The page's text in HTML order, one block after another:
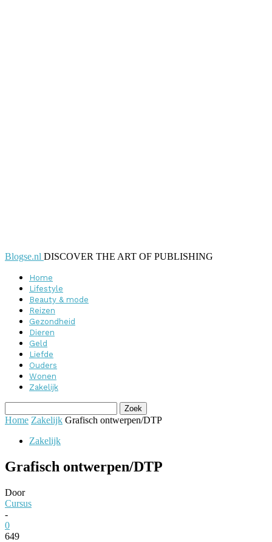
Blogse.nl DISCOVER THE ART OF PUBLISHING
Home
Lifestyle
Beauty & mode
Reizen
Gezondheid
Dieren
Geld
Liefde
Ouders
Wonen
Zakelijk
Home Zakelijk Grafisch ontwerpen/DTP
Zakelijk
Grafisch ontwerpen/DTP
Door
Cursus
-
0
649